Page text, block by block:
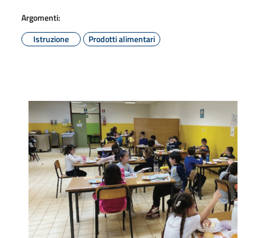
Argomenti:
Istruzione
Prodotti alimentari